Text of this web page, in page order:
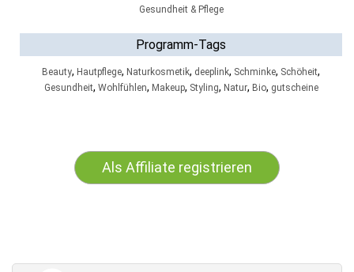
Gesundheit & Pflege
Programm-Tags
Beauty, Hautpflege, Naturkosmetik, deeplink, Schminke, Schöheit,
Gesundheit, Wohlfühlen, Makeup, Styling, Natur, Bio, gutscheine
Als Affiliate registrieren